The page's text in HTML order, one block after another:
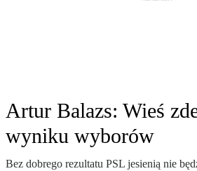
Artur Balazs: Wieś
wyniku wyborów
Bez dobrego rezultatu PSL jesienią nie